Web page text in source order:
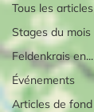
Tous les articles
Stages du mois
Feldenkrais en...
Événements
Articles de fond